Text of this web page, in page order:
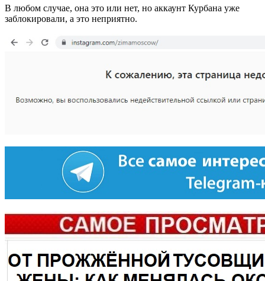
В любом случае, она это или нет, но аккаунт Курбана уже
заблокировали, а это неприятно.